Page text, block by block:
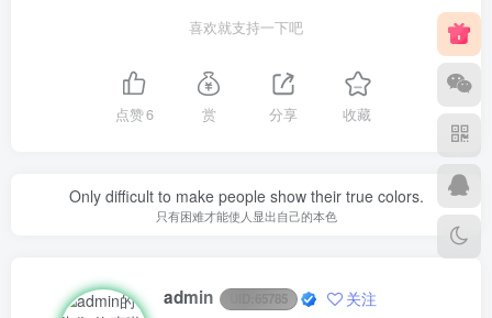
喜欢就支持一下吧
点赞6 赏 分享 收藏
Only difficult to make people show their true colors.
只有困难才能使人显出自己的本色
admin 65785 关注